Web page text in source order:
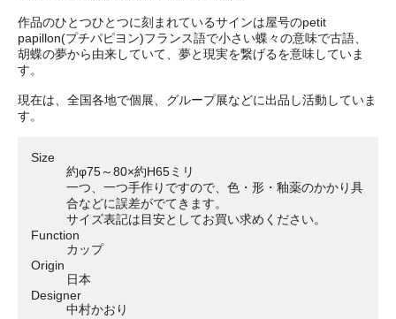
作品のひとつひとつに刻まれているサインは屋号のpetit
papillon(プチパピヨン)フランス語で小さい蝶々の意味で古語、
胡蝶の夢から由来していて、夢と現実を繋げるを意味していま
す。
現在は、全国各地で個展、グループ展などに出品し活動していま
す。
Size
約φ75～80×約H65ミリ
一つ、一つ手作りですので、色・形・釉薬のかかり具
合などに誤差がでてきます。
サイズ表記は目安としてお買い求めください。
Function
カップ
Origin
日本
Designer
中村かおり